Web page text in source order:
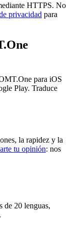
HTTPS. No
privacidad para
para iOS
Play. Traduce
la rapidez y la
tu opinión: nos
de 20 lenguas,